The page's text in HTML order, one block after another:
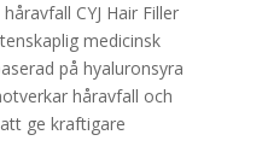
CYJ Hair Filler
medicinsk
på hyaluronsyra
håravfall och
ge kraftigare